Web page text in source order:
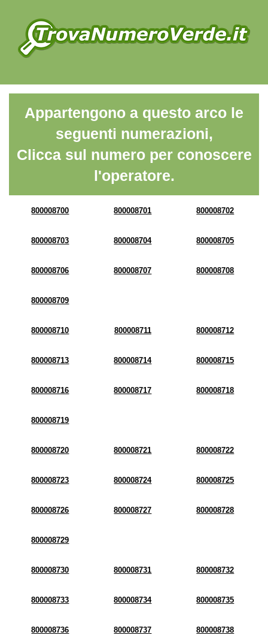
Appartengono a questo arco le
seguenti numerazioni,
Clicca sul numero per conoscere
l'operatore.
800008700 800008701 800008702
800008703 800008704 800008705
800008706 800008707 800008708
800008709
800008710 800008711 800008712
800008713 800008714 800008715
800008716 800008717 800008718
800008719
800008720 800008721 800008722
800008723 800008724 800008725
800008726 800008727 800008728
800008729
800008730 800008731 800008732
800008733 800008734 800008735
800008736 800008737 800008738